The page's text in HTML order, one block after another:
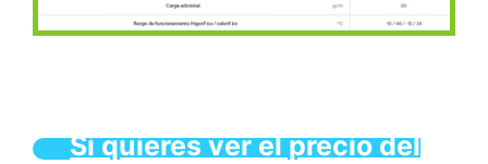
Si quieres ver el precio del